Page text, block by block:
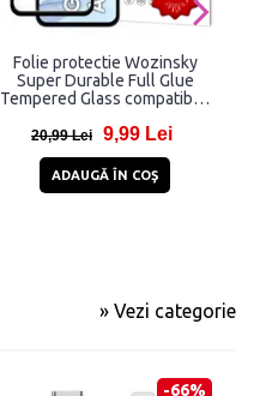
Folie protectie Wozinsky
Super Durable Full Glue
Tempered Glass compatibila
20,99 Lei 9,99 Lei
ADAUGĂ ÎN COŞ
» Vezi categorie
-66%